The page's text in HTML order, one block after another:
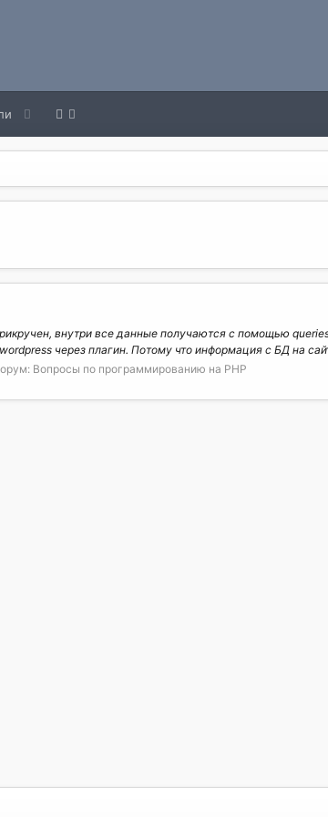
внутри все данные получаются с помощью
через плагин. Потому что информация с БД на
Вопросы по программированию на РНР